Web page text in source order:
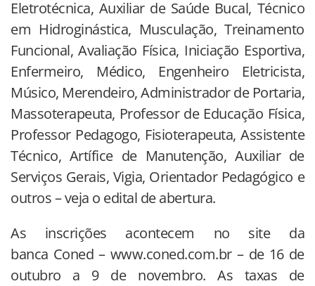
Eletrotécnica, Auxiliar de Saúde Bucal, Técnico
em Hidroginástica, Musculação, Treinamento
Funcional, Avaliação Física, Iniciação Esportiva,
Enfermeiro, Médico, Engenheiro Eletricista,
Músico, Merendeiro, Administrador de Portaria,
Massoterapeuta, Professor de Educação Física,
Professor Pedagogo, Fisioterapeuta, Assistente
Técnico, Artífice de Manutenção, Auxiliar de
Serviços Gerais, Vigia, Orientador Pedagógico e
outros – veja o edital de abertura.
As inscrições acontecem no site da
banca Coned – www.coned.com.br – de 16 de
outubro a 9 de novembro. As taxas de